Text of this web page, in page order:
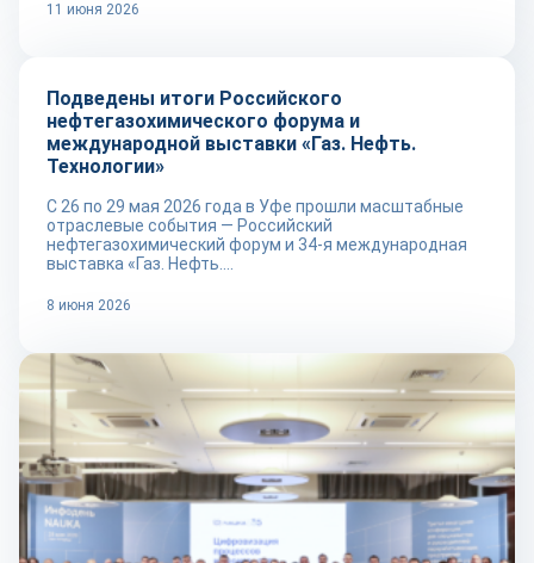
11 июня 2026
Новости
Подведены итоги Российского
нефтегазохимического форума и
международной выставки «Газ. Нефть.
Технологии»
С 26 по 29 мая 2026 года в Уфе прошли масштабные
отраслевые события — Российский
нефтегазохимический форум и 34-я международная
выставка «Газ. Нефть....
8 июня 2026